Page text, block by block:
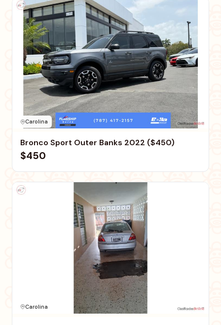
Carolina
Bronco Sport Outer Banks 2022 ($450)
$450
Carolina